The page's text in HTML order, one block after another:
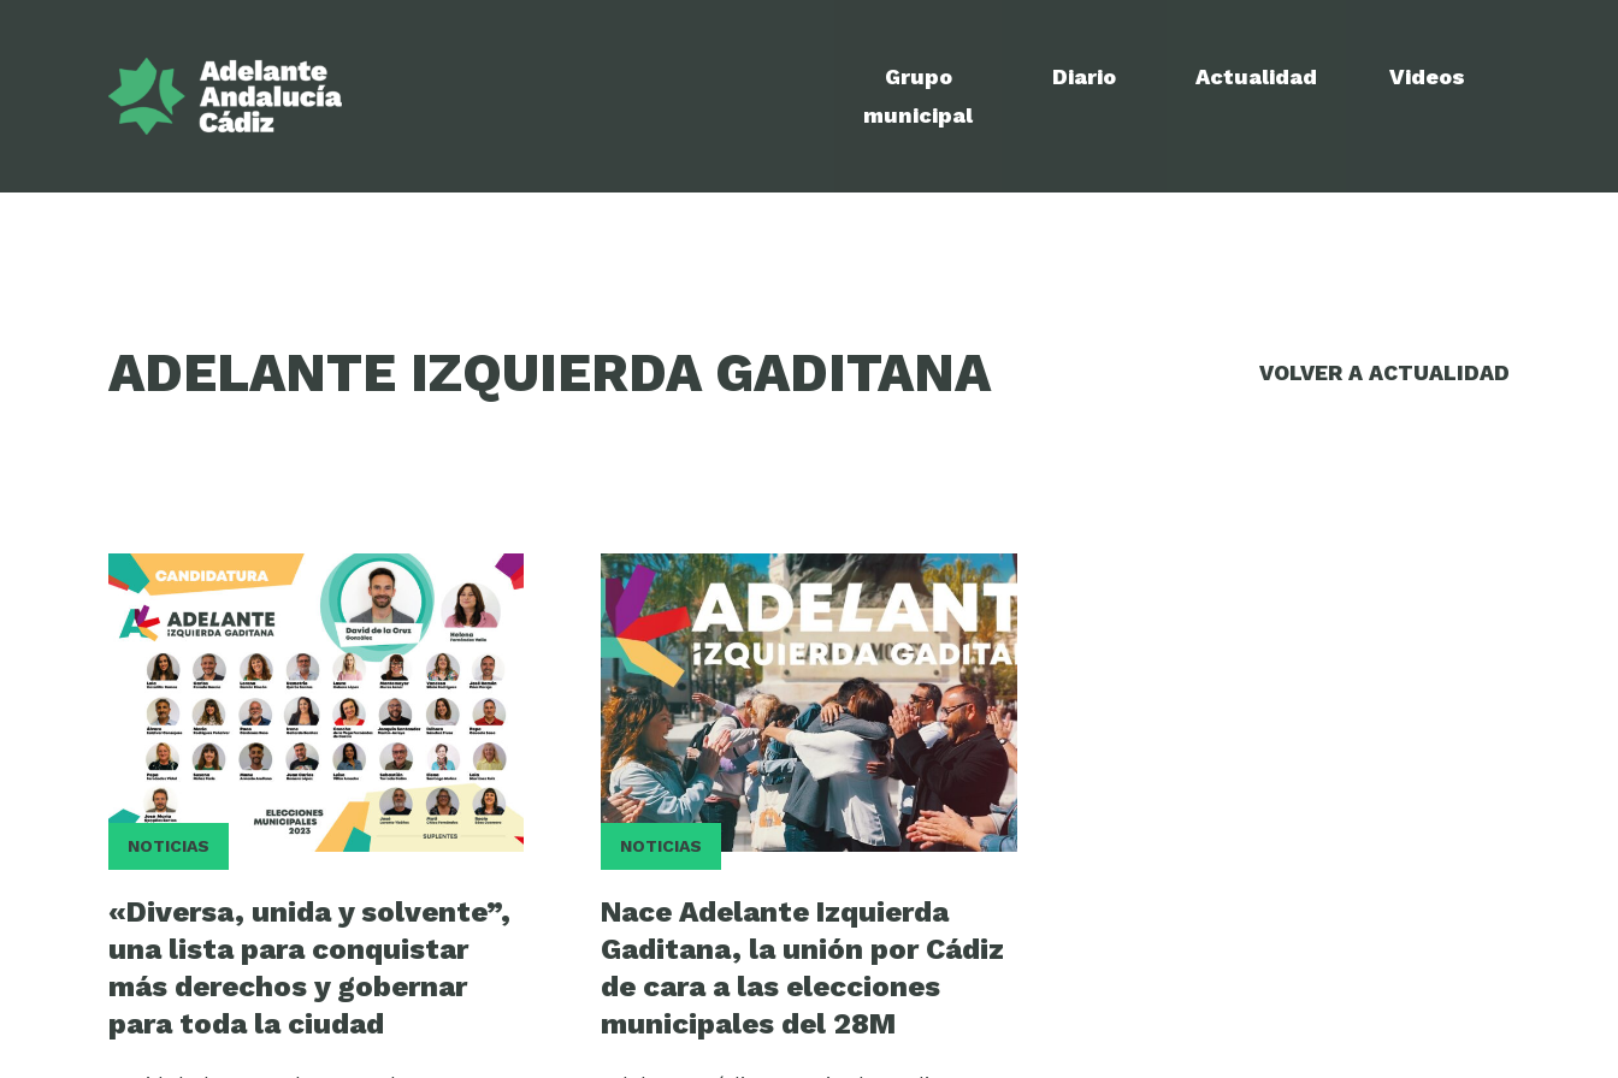
Grupo
municipal
Diario Actualidad Videos
ADELANTE IZQUIERDA GADITANA VOLVER A ACTUALIDAD
NOTICIAS
«Diversa, unida y solvente”,
una lista para conquistar
más derechos y gobernar
para toda la ciudad
NOTICIAS
Nace Adelante Izquierda
Gaditana, la unión por Cádiz
de cara a las elecciones
municipales del 28M